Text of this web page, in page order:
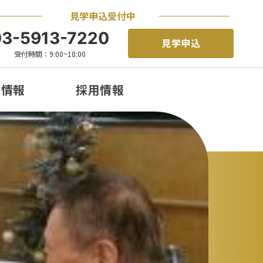
見学申込受付中
5913-7220
受付時間：9:00~18:00
見学申込
報 採用情報